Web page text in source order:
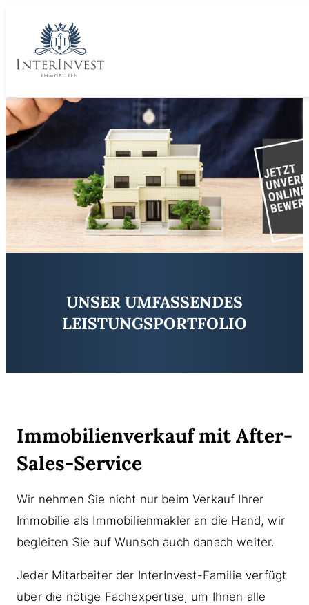
UNSER UMFASSENDES
LEISTUNGSPORTFOLIO
Immobilienverkauf mit After-
Sales-Service
Wir nehmen Sie nicht nur beim Verkauf Ihrer
Immobilie als Immobilienmakler an die Hand, wir
begleiten Sie auf Wunsch auch danach weiter.
Jeder Mitarbeiter der InterInvest-Familie verfügt
über die nötige Fachexpertise, um Ihnen alle